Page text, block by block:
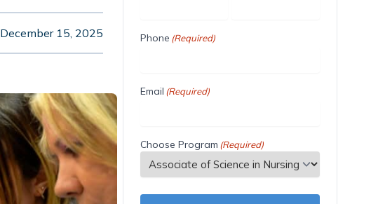
December 15, 2025 Phone (Required)
Email (Required)
Choose Program (Required)